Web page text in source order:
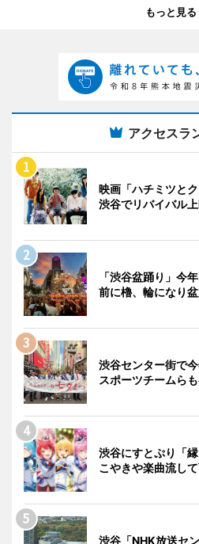
もっと見る
アクセスラ
映画「ハチミツと
渋谷でリバイバル
「渋谷盆踊り」
前に櫓、輪になり盆
渋谷センター街で
スポーツチームら
渋谷にすとぷり「
こやきや楽曲流し
渋谷「NHK放送セ